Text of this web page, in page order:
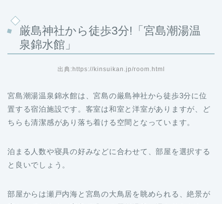
厳島神社から徒歩3分!「宮島潮湯温
泉錦水館」
出典:https://kinsuikan.jp/room.html
宮島潮湯温泉錦水館は、宮島の厳島神社から徒歩3分に位
置する宿泊施設です。客室は和室と洋室がありますが、ど
ちらも清潔感があり落ち着ける空間となっています。
泊まる人数や寝具の好みなどに合わせて、部屋を選択する
と良いでしょう。
部屋からは瀬戸内海と宮島の大鳥居を眺められる、絶景が